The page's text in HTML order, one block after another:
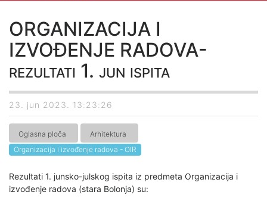
ORGANIZACIJA I
IZVOĐENJE RADOVA-
rezultati 1. jun ispita
23. jun 2023. 13:23:26
Oglasna ploča
Arhitektura
Organizacija i izvođenje radova - OIR
Rezultati 1. junsko-julskog ispita iz predmeta Organizacija i
izvođenje radova (stara Bolonja) su: